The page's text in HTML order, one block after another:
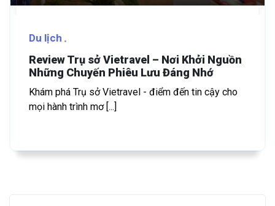
Du lịch
Review Trụ sở Vietravel – Nơi Khởi Nguồn
Những Chuyến Phiêu Lưu Đáng Nhớ
Khám phá Trụ sở Vietravel - điểm đến tin cậy cho
mọi hành trình mơ [...]